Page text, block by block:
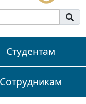
Студентам
Сотрудникам